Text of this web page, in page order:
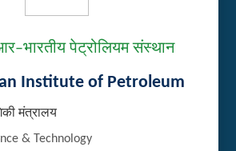
पेट्रोलियम संस्थान
Institute of Petroleum
मंत्रालय
& Technology
Sexual Harassment